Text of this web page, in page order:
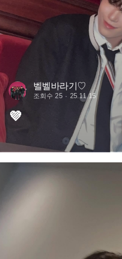
벨벨바라기♡
조회수 25 25.11.15
💜